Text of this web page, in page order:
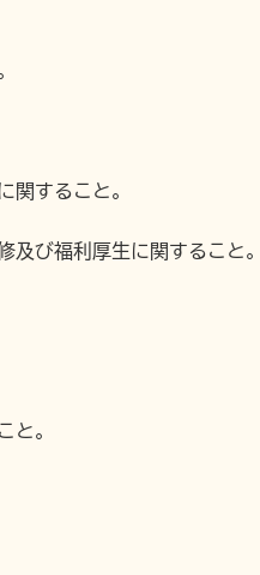
関すること。
及び福利厚生に関すること。
と。